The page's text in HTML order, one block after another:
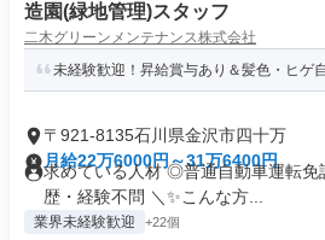
造園(緑地管理)スタッフ
二木グリーンメンテナンス株式会社
未経験歓迎！昇給賞与あり＆髪色・ヒゲ
〒921-8135石川県金沢市四十万
月給22万6000円～31万6400円
求めている人材 ◎普通自動車運転
歴・経験不問 ＼✨こんな方...
業界未経験歓迎 +22個